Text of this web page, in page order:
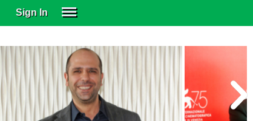
Sign In
SUBSCRIBE
EDUCATIONAL LICENSES
GIFT CARDS
OTHER LANGUAGES